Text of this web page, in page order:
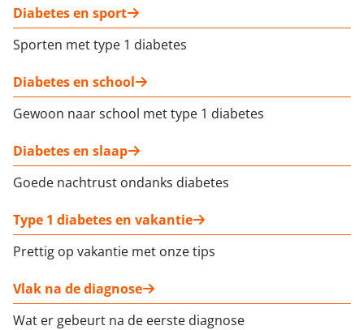
Diabetes en sport
Sporten met type 1 diabetes
Diabetes en school
Gewoon naar school met type 1 diabetes
Diabetes en slaap
Goede nachtrust ondanks diabetes
Type 1 diabetes en vakantie
Prettig op vakantie met onze tips
Vlak na de diagnose
Wat er gebeurt na de eerste diagnose